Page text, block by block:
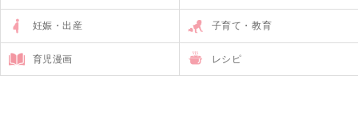
妊娠・出産 子育て・教育
育児漫画 レシピ